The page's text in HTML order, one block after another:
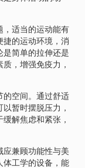
，适当的运动能有
捷的运动环境，消
是简单的拉伸还是
，增强免疫力，
的空间。通过舒适
暂时摆脱压力，
解焦虑和紧张，
应兼顾功能性与美
体工学的设备，能